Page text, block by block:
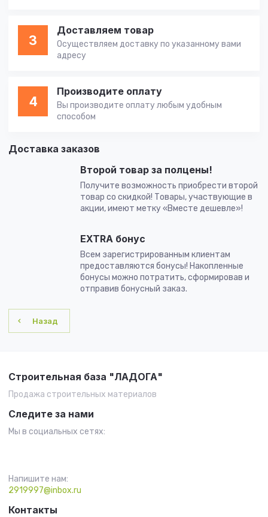
3
Доставляем товар
Осуществляем доставку по указанному вами
адресу
4
Производите оплату
Вы производите оплату любым удобным
способом
Доставка заказов
Второй товар за полцены!
Получите возможность приобрести второй
товар со скидкой! Товары, участвующие в
акции, имеют метку «Вместе дешевле»!
EXTRA бонус
Всем зарегистрированным клиентам
предоставляются бонусы! Накопленные
бонусы можно потратить, сформировав и
отправив бонусный заказ.
Назад
Строительная база "ЛАДОГА"
Продажа строительных материалов
Следите за нами
Мы в социальных сетях:
Напишите нам:
2919997@inbox.ru
Контакты